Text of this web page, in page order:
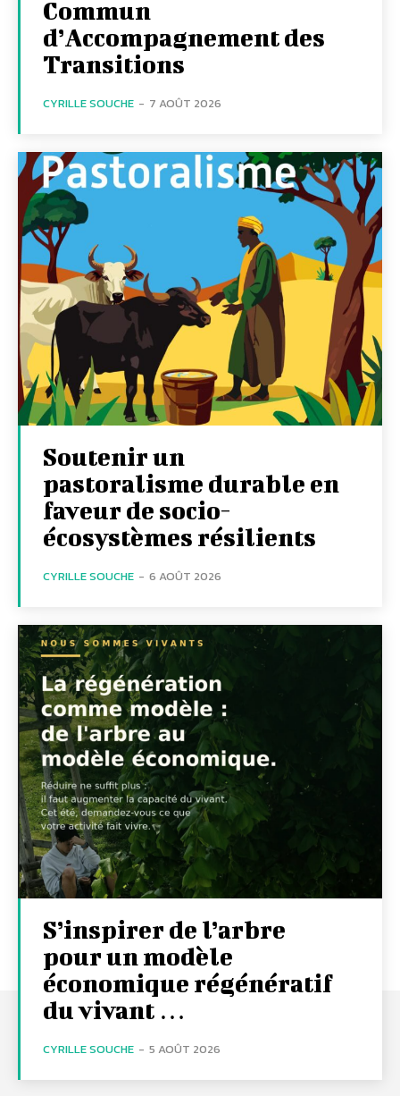
Commun
d’Accompagnement des
Transitions
CYRILLE SOUCHE - 7 AOÛT 2026
Soutenir un
pastoralisme durable en
faveur de socio-
écosystèmes résilients
CYRILLE SOUCHE - 6 AOÛT 2026
S’inspirer de l’arbre
pour un modèle
économique régénératif
du vivant …
CYRILLE SOUCHE - 5 AOÛT 2026